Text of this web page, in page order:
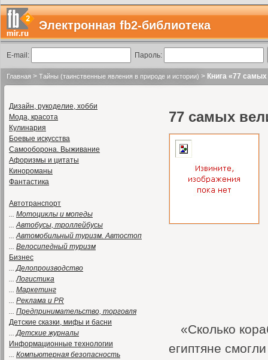
Электронная fb2-библиотека
E-mail: Пароль:
Главная > Тайны (таинственные явления в природе и истории) > Книга «77 самых
Дизайн, рукоделие, хобби
Мода, красота
Кулинария
Боевые искусства
Самооборона. Выживание
Афоризмы и цитаты
Кинороманы
Фантастика
Автотранспорт
... Мотоциклы и мопеды
...Автобусы, троллейбусы
...Автомобильный туризм. Автостоп
... Велосипедный туризм
Бизнес
...Делопроизводство
...Логистика
... Маркетинг
... Реклама и PR
... Предпринимательство, торговля
Детские сказки, мифы и басни
...Детские журналы
Информационные технологии
... Компьютерная безопасность
77 самых
«Сколько
египтяне